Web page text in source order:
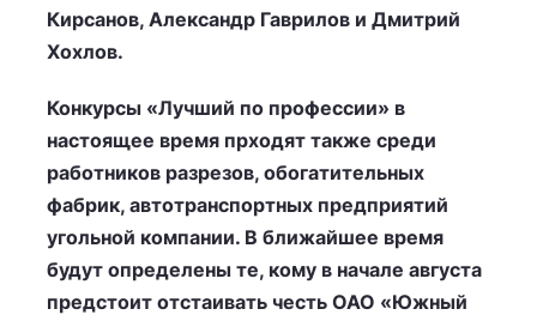
Кирсанов, Александр Гаврилов и Дмитрий
Хохлов.
Конкурсы «Лучший по профессии» в
настоящее время прходят также среди
работников разрезов, обогатительных
фабрик, автотранспортных предприятий
угольной компании. В ближайшее время
будут определены те, кому в начале августа
предстоит отстаивать честь ОАО «Южный